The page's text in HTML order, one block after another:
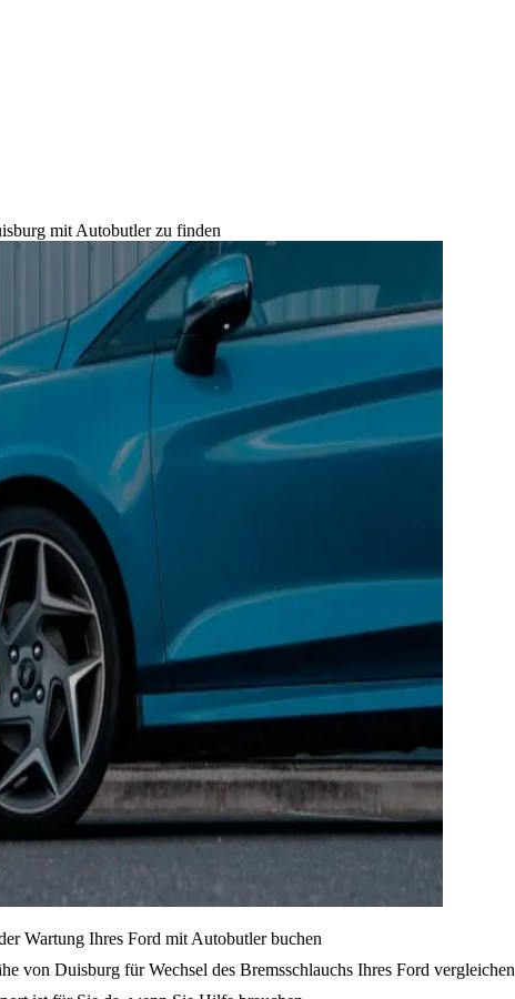
mit Autobutler zu finden
Wartung Ihres Ford mit Autobutler buchen
von Duisburg für Wechsel des Bremsschlauchs Ihres Ford vergleichen